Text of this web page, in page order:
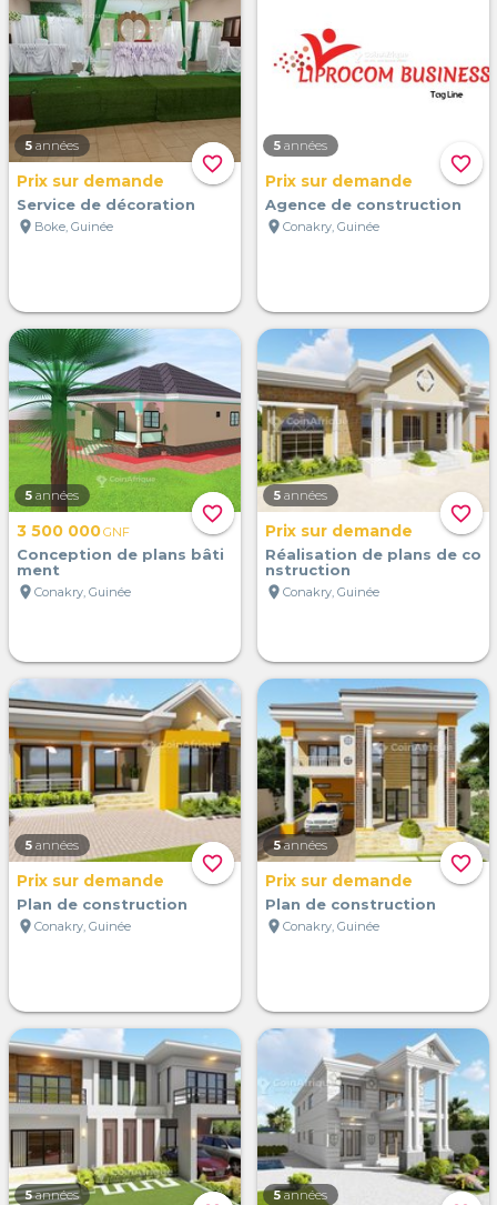
favorite_border
5 années
Prix sur demande
Service de décoration
location_on Boke, Guinée
favorite_border
5 années
Prix sur demande
Agence de construction
location_on Conakry, Guinée
favorite_border
5 années
3 500 000GNF
Conception de plans bâti
ment
location_on Conakry, Guinée
favorite_border
5 années
Prix sur demande
Réalisation de plans de co
nstruction
location_on Conakry, Guinée
favorite_border
5 années
Prix sur demande
Plan de construction
location_on Conakry, Guinée
favorite_border
5 années
Prix sur demande
Plan de construction
location_on Conakry, Guinée
5 années 5 années